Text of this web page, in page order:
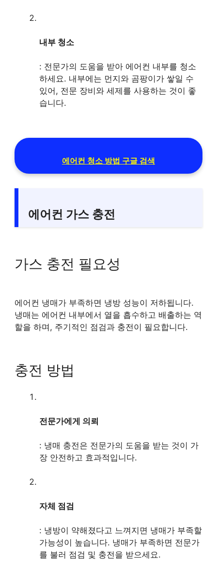
내부 청소
: 전문가의 도움을 받아 에어컨 내부를 청소
하세요. 내부에는 먼지와 곰팡이가 쌓일 수
있어, 전문 장비와 세제를 사용하는 것이 좋
습니다.
에어컨 청소 방법 구글 검색
에어컨 가스 충전
가스 충전 필요성
에어컨 냉매가 부족하면 냉방 성능이 저하됩니다.
냉매는 에어컨 내부에서 열을 흡수하고 배출하는 역
할을 하며, 주기적인 점검과 충전이 필요합니다.
충전 방법
전문가에게 의뢰
: 냉매 충전은 전문가의 도움을 받는 것이 가
장 안전하고 효과적입니다.
자체 점검
: 냉방이 약해졌다고 느껴지면 냉매가 부족할
가능성이 높습니다. 냉매가 부족하면 전문가
를 불러 점검 및 충전을 받으세요.